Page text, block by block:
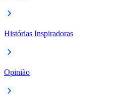
Histórias Inspiradoras
Opinião